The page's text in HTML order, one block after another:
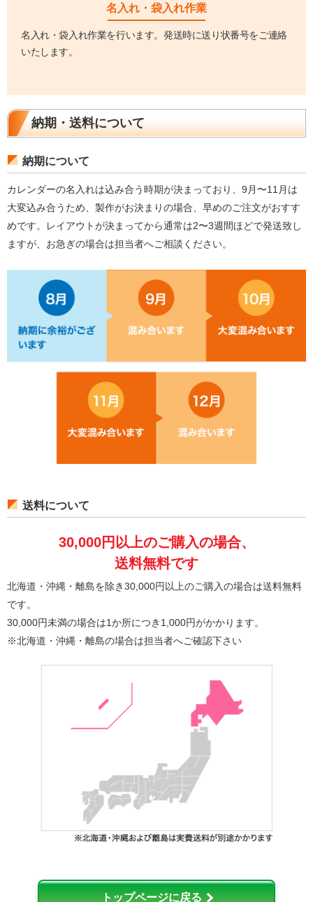
名入れ・袋入れ作業
名入れ・袋入れ作業を行います。発送時に送り状番号をご連絡
いたします。
納期・送料について
納期について
カレンダーの名入れは込み合う時期が決まっており、9月〜11月は
大変込み合うため、製作がお決まりの場合、早めのご注文がおすす
めです。レイアウトが決まってから通常は2〜3週間ほどで発送致し
ますが、お急ぎの場合は担当者へご相談ください。
送料について
30,000円以上のご購入の場合、
送料無料です
北海道・沖縄・離島を除き30,000円以上のご購入の場合は送料無料
です。
30,000円未満の場合は1か所につき1,000円がかかります。
※北海道・沖縄・離島の場合は担当者へご確認下さい
トップページに戻る